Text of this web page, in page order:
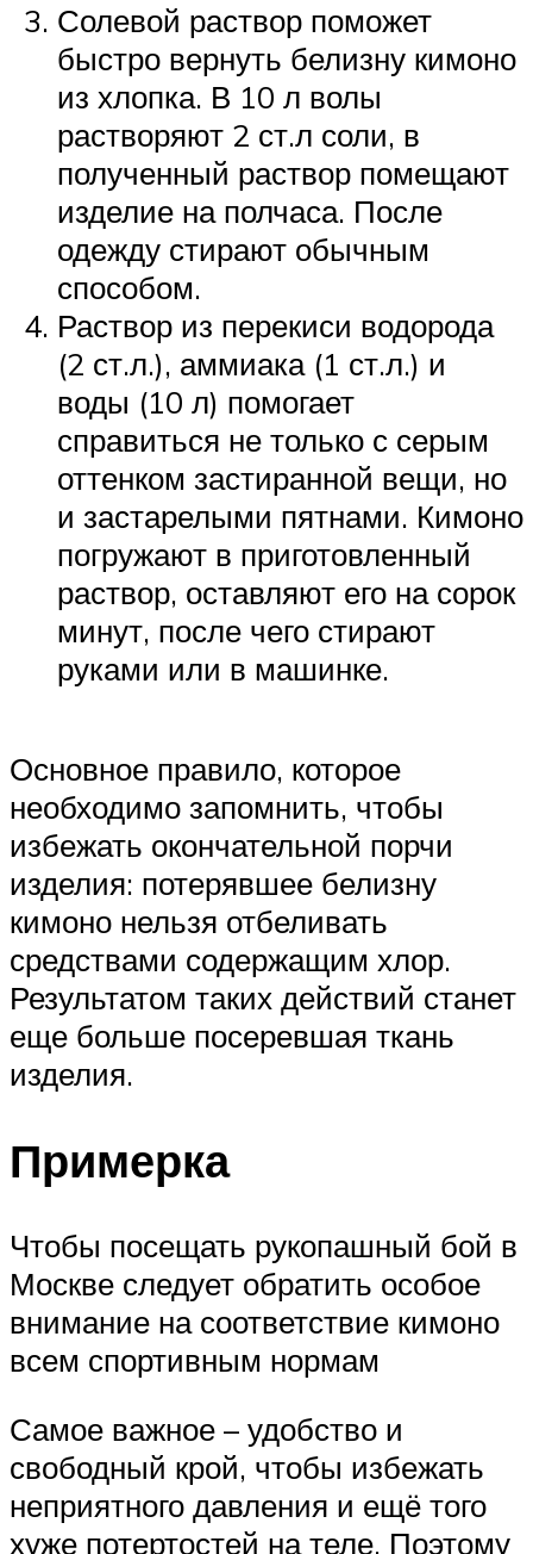
Солевой раствор поможет
быстро вернуть белизну кимоно
из хлопка. В 10 л волы
растворяют 2 ст.л соли, в
полученный раствор помещают
изделие на полчаса. После
одежду стирают обычным
способом.
Раствор из перекиси водорода
(2 ст.л.), аммиака (1 ст.л.) и
воды (10 л) помогает
справиться не только с серым
оттенком застиранной вещи, но
и застарелыми пятнами. Кимоно
погружают в приготовленный
раствор, оставляют его на сорок
минут, после чего стирают
руками или в машинке.
Основное правило, которое
необходимо запомнить, чтобы
избежать окончательной порчи
изделия: потерявшее белизну
кимоно нельзя отбеливать
средствами содержащим хлор.
Результатом таких действий станет
еще больше посеревшая ткань
изделия.
Примерка
Чтобы посещать рукопашный бой в
Москве следует обратить особое
внимание на соответствие кимоно
всем спортивным нормам
Самое важное – удобство и
свободный крой, чтобы избежать
неприятного давления и ещё того
хуже потертостей на теле. Поэтому